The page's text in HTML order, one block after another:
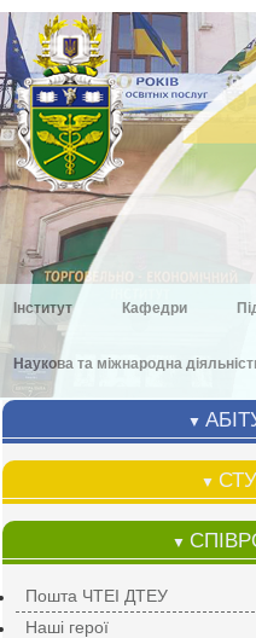
Інститут Кафедри
Наукова та міжнародна
▼
▼
▼
Пошта ЧТЕІ ДТЕУ
Наші герої